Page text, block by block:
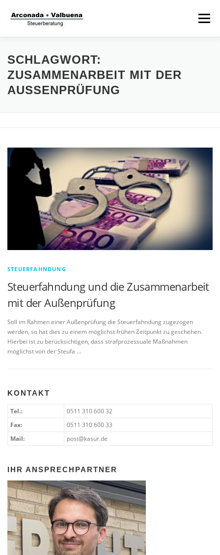
Inhalt
Menü
STARTSEITE STEUERANWALT
STRAFVERTEIDIGER TÄTIGKEITSFELDER
SCHLAGWORT:
ZUSAMMENARBEIT MIT DER
AUSSENPRÜFUNG
STEUERFAHNDUNG
Steuerfahndung und die Zusammenarbeit
mit der Außenprüfung
Soll im Rahmen einer Außenprüfung die Steuerfahndung zugezogen
werden, so hat dies zu einem möglichst frühen Zeitpunkt zu geschehen.
Hierbei ist zu berücksichtigen, dass strafprozessuale Maßnahmen
möglichst von der Steufa …
KONTAKT
Tel.:
0511 310 600 32
Fax:
0511 310 600 33
Mail:
post@kasur.de
IHR ANSPRECHPARTNER